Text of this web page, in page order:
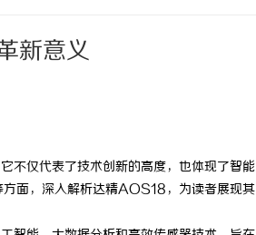
新意义
不仅代表了技术创新的高度，也体现了智能
方面，深入解析达精AOS18，为读者展现其